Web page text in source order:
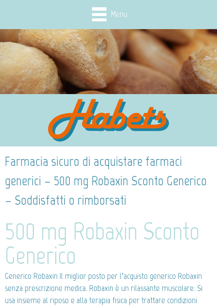
Menu
Farmacia sicuro di acquistare farmaci
generici – 500 mg Robaxin Sconto Generico
– Soddisfatti o rimborsati
500 mg Robaxin Sconto
Generico
Generico Robaxin Il miglior posto per l’acquisto generico Robaxin
senza prescrizione medica. Robaxin è un rilassante muscolare. Si
usa insieme al riposo e alla terapia fisica per trattare condizioni